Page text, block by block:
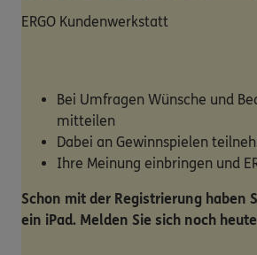
ERGO Kundenwerkstatt
Bei Umfragen Wünsche und
mitteilen
Dabei an Gewinnspielen
Ihre Meinung einbringen und
Schon mit der Registrierung haben
ein iPad. Melden Sie sich noch